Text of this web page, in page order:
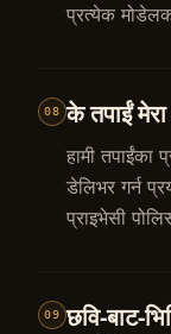
प्रत्येक
08 के तपाईं मेरा
हामी तपाईंका
डेलिभर गर्न
प्राइभेसी
09